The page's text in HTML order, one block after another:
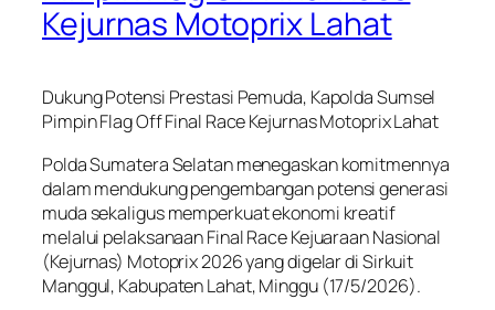
Kejurnas Motoprix Lahat
Dukung Potensi Prestasi Pemuda, Kapolda Sumsel
Pimpin Flag Off Final Race Kejurnas Motoprix Lahat
Polda Sumatera Selatan menegaskan komitmennya
dalam mendukung pengembangan potensi generasi
muda sekaligus memperkuat ekonomi kreatif
melalui pelaksanaan Final Race Kejuaraan Nasional
(Kejurnas) Motoprix 2026 yang digelar di Sirkuit
Manggul, Kabupaten Lahat, Minggu (17/5/2026).